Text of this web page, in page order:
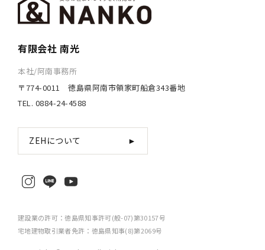
有限会社 南光
本社/阿南事務所
〒774-0011 徳島県阿南市領家町船倉343番地
TEL. 0884-24-4588
ZEHについて ►
建設業の許可：徳島県知事許可(般-07)第30157号
宅地建物取引業者免許：徳島県知事(8)第2069号